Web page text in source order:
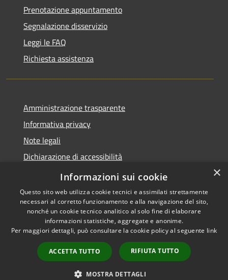
Prenotazione appuntamento
Segnalazione disservizio
Leggi le FAQ
Richiesta assistenza
Amministrazione trasparente
Informativa privacy
Note legali
Dichiarazione di accessibilità
Privacy e protezione dei dati
Accessibilità
Copyright © 2026 • Comune di
Carini • Powered by
Municipium•
Accesso
redazione
×
Informazioni sui cookie
Questo sito web utilizza cookie tecnici e assimilati strettamente
necessari al corretto funzionamento e alla navigazione del sito,
nonché un cookie tecnico analitico al solo fine di elaborare
informazioni statistiche, aggregate e anonime.
Per maggiori dettagli, può consultare la cookie policy al seguente link
ACCETTA TUTTO RIFIUTA TUTTO
MOSTRA DETTAGLI